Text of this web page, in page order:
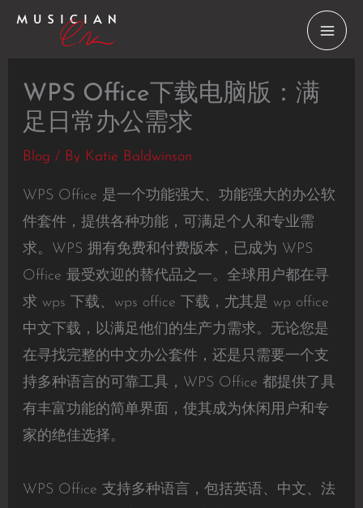
Skip
WPS Office下载电脑版：满
足日常办公需求
Blog / By Katie Baldwinson
WPS Office 是一个功能强大、功能强大的办公软
件套件，提供各种功能，可满足个人和专业需
求。WPS 拥有免费和付费版本，已成为 WPS
Office 最受欢迎的替代品之一。全球用户都在寻
求 wps 下载、wps office 下载，尤其是 wp office
中文下载，以满足他们的生产力需求。无论您是
在寻找完整的中文办公套件，还是只需要一个支
持多种语言的可靠工具，WPS Office 都提供了具
有丰富功能的简单界面，使其成为休闲用户和专
家的绝佳选择。
WPS Office 支持多种语言，包括英语、中文、法